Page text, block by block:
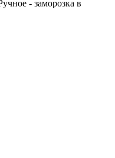
- заморозка в